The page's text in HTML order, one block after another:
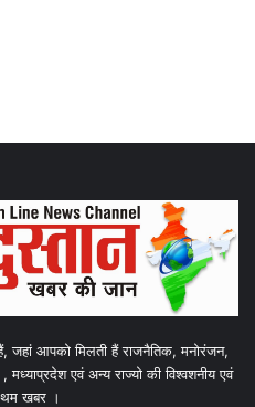
जहां आपको मिलती हैं राजनैतिक, मनोरंजन,
मध्याप्रदेश एवं अन्य राज्यो की विश्वशनीय एवं
खबर ।